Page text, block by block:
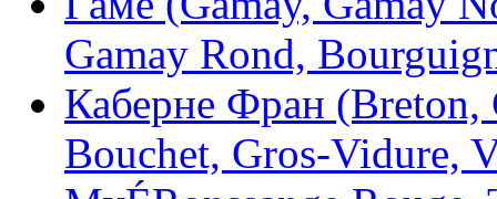
Gamay Rond,
Каберне Фран (Breton,
Bouchet, Gros-Vidure,